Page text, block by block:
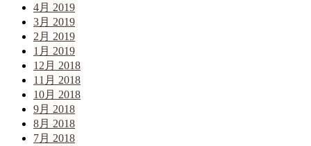
4月 2019
3月 2019
2月 2019
1月 2019
12月 2018
11月 2018
10月 2018
9月 2018
8月 2018
7月 2018